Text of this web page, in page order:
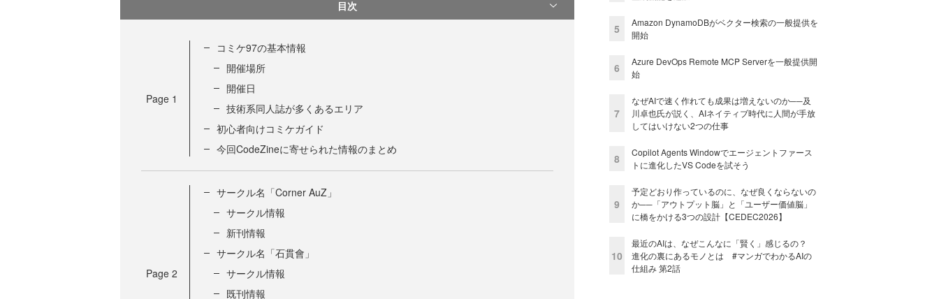
目次
Page 1
コミケ97の基本情報
開催場所
開催日
技術系同人誌が多くあるエリア
初心者向けコミケガイド
今回CodeZineに寄せられた情報のまとめ
Page 2
サークル名「Corner AuZ」
サークル情報
新刊情報
サークル名「石貫會」
サークル情報
既刊情報
5
Amazon DynamoDBがベクター検索の一般提供を
開始
6
Azure DevOps Remote MCP Serverを一般提供開
始
7
なぜAIで速く作れても成果は増えないのか──及
川卓也氏が説く、AIネイティブ時代に人間が手放
してはいけない2つの仕事
8
Copilot Agents Windowでエージェントファース
トに進化したVS Codeを試そう
9
予定どおり作っているのに、なぜ良くならないの
か──「アウトプット脳」と「ユーザー価値脳」
に橋をかける3つの設計【CEDEC2026】
10
最近のAIは、なぜこんなに「賢く」感じるの？
進化の裏にあるモノとは #マンガでわかるAIの
仕組み 第2話